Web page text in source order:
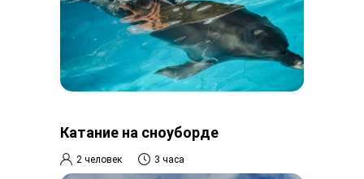
Катание на сноуборде
2 человек 3 часа